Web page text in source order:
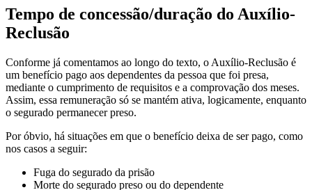
Tempo de concessão/duração do Auxílio-
Reclusão
Conforme já comentamos ao longo do texto, o Auxílio-Reclusão é
um benefício pago aos dependentes da pessoa que foi presa,
mediante o cumprimento de requisitos e a comprovação dos meses.
Assim, essa remuneração só se mantém ativa, logicamente, enquanto
o segurado permanecer preso.
Por óbvio, há situações em que o benefício deixa de ser pago, como
nos casos a seguir:
Fuga do segurado da prisão
Morte do segurado preso ou do dependente